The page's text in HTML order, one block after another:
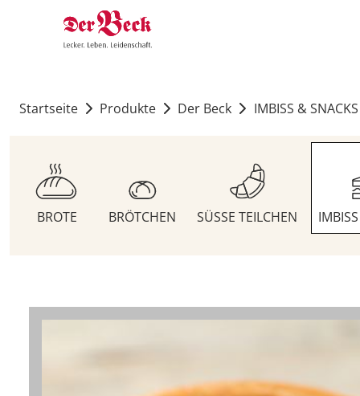
Startseite Produkte Der Beck IMBISS & SNACKS
BROTE BRÖTCHEN SÜSSE TEILCHEN